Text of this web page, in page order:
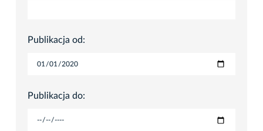
Publikacja od:
Publikacja do: